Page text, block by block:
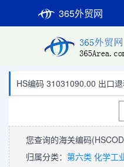
365外贸网
HS编码 31031090.00 出口
您查询的海关编码
归属分类： 第六类 化学工